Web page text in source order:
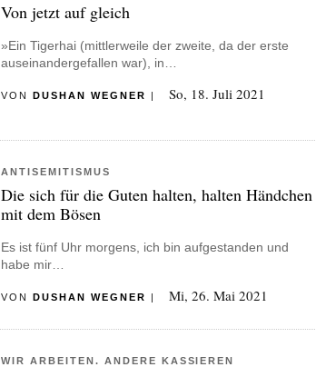
Von jetzt auf gleich
»Ein Tigerhai (mittlerweile der zweite, da der erste
auseinandergefallen war), in…
VON DUSHAN WEGNER | So, 18. Juli 2021
ANTISEMITISMUS
Die sich für die Guten halten, halten Händchen
mit dem Bösen
Es ist fünf Uhr morgens, ich bin aufgestanden und
habe mir…
VON DUSHAN WEGNER | Mi, 26. Mai 2021
WIR ARBEITEN. ANDERE KASSIEREN